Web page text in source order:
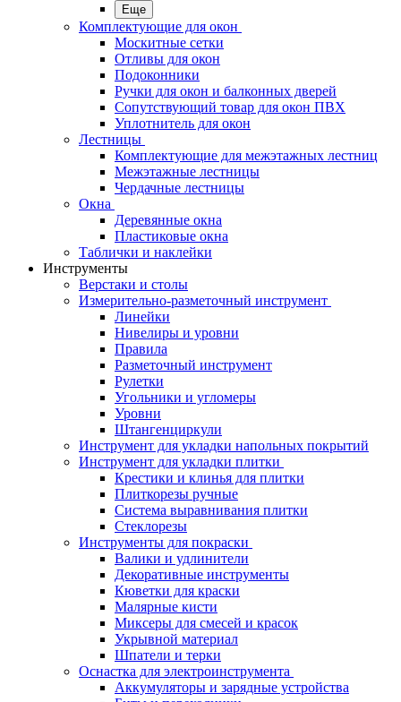
Еще
Комплектующие для окон
Москитные сетки
Отливы для окон
Подоконники
Ручки для окон и балконных дверей
Сопутствующий товар для окон ПВХ
Уплотнитель для окон
Лестницы
Комплектующие для межэтажных лестниц
Межэтажные лестницы
Чердачные лестницы
Окна
Деревянные окна
Пластиковые окна
Таблички и наклейки
Инструменты
Верстаки и столы
Измерительно-разметочный инструмент
Линейки
Нивелиры и уровни
Правила
Разметочный инструмент
Рулетки
Угольники и угломеры
Уровни
Штангенциркули
Инструмент для укладки напольных покрытий
Инструмент для укладки плитки
Крестики и клинья для плитки
Плиткорезы ручные
Система выравнивания плитки
Стеклорезы
Инструменты для покраски
Валики и удлинители
Декоративные инструменты
Кюветки для краски
Малярные кисти
Миксеры для смесей и красок
Укрывной материал
Шпатели и терки
Оснастка для электроинструмента
Аккумуляторы и зарядные устройства